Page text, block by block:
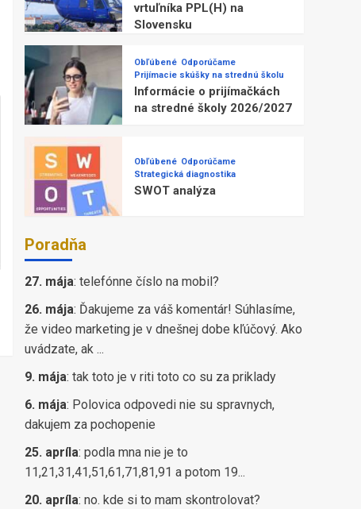
vrtuľníka PPL(H) na
Slovensku
Obľúbené Odporúčame
Prijímacie skúšky na strednú školu
Informácie o prijímačkách
na stredné školy 2026/2027
Obľúbené Odporúčame
Strategická diagnostika
SWOT analýza
Poradňa
27. mája: telefónne číslo na mobil?
26. mája: Ďakujeme za váš komentár! Súhlasíme,
že video marketing je v dnešnej dobe kľúčový. Ako
uvádzate, ak ...
9. mája: tak toto je v riti toto co su za priklady
6. mája: Polovica odpovedi nie su spravnych,
dakujem za pochopenie
25. apríla: podla mna nie je to
11,21,31,41,51,61,71,81,91 a potom 19...
20. apríla: no. kde si to mam skontrolovat?